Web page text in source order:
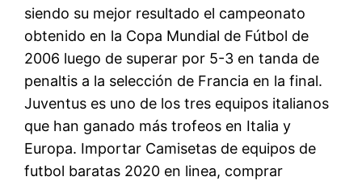
siendo su mejor resultado el campeonato
obtenido en la Copa Mundial de Fútbol de
2006 luego de superar por 5-3 en tanda de
penaltis a la selección de Francia en la final.
Juventus es uno de los tres equipos italianos
que han ganado más trofeos en Italia y
Europa. Importar Camisetas de equipos de
futbol baratas 2020 en linea, comprar